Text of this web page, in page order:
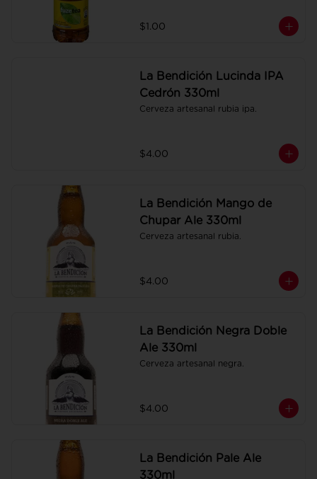
$1.00
La Bendición Lucinda IPA
Cedrón 330ml
Cerveza artesanal rubia ipa.
$4.00
La Bendición Mango de
Chupar Ale 330ml
Cerveza artesanal rubia.
$4.00
La Bendición Negra Doble
Ale 330ml
Cerveza artesanal negra.
$4.00
La Bendición Pale Ale
330ml